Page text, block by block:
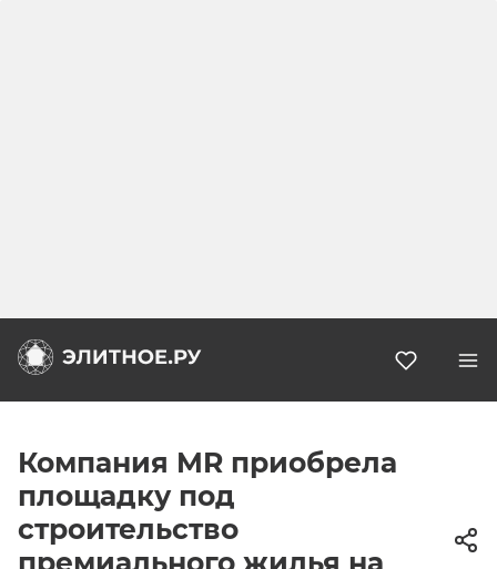
Компания MR приобрела
площадку под
строительство
премиального жилья на